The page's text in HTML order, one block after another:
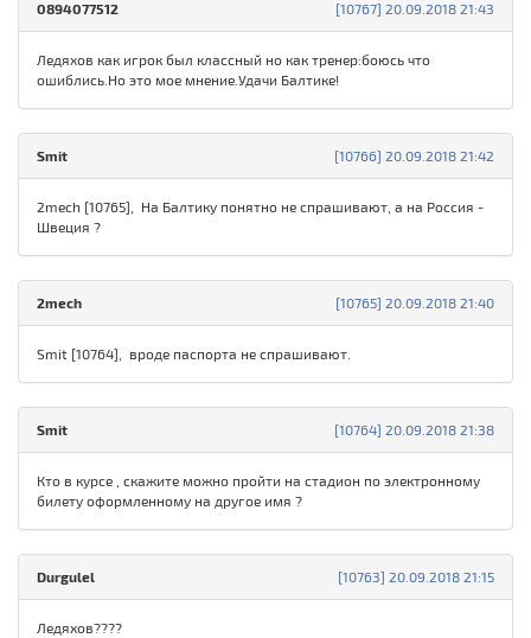
[10767] 20.09.2018 21:43
0894077512
Ледяхов как игрок был классный но как тренер:боюсь что
ошиблись.Но это мое мнение.Удачи Балтике!
[10766] 20.09.2018 21:42
Smit
2mech [10765], На Балтику понятно не спрашивают, а на Россия -
Швеция ?
[10765] 20.09.2018 21:40
2mech
Smit [10764], вроде паспорта не спрашивают.
[10764] 20.09.2018 21:38
Smit
Кто в курсе , скажите можно пройти на стадион по электронному
билету оформленному на другое имя ?
[10763] 20.09.2018 21:15
Durgulel
Ледяхов????